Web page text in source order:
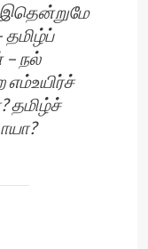
– நல்
தமிழ்ச்